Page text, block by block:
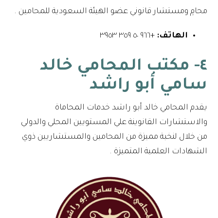
محامِ ومستشار قانوني عضو الهيئة السعودية للمحامين .
الهاتف: +٩٦٦ ٥٠ ٣٥٩ ٣٩٥٣
٤- مكتب المحامي خالد
سامي أبو راشد
يقدم المحامي خالد أبو راشد خدمات المحاماة
والاستشارات القانوينة علي المستويين المحلي والدولي
من خلال لنخبة مميزة من المحامين والمستشاريين ذوي
الشهادات العلمية المتميزة .